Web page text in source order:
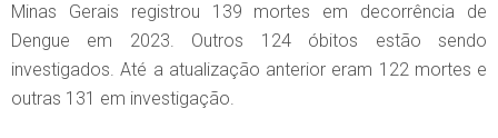
Minas Gerais registrou 139 mortes em decorrência de
Dengue em 2023. Outros 124 óbitos estão sendo
investigados. Até a atualização anterior eram 122 mortes e
outras 131 em investigação.